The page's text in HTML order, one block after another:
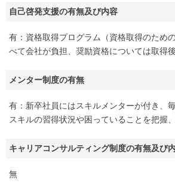
自己啓発支援の有無及び内容
有：資格取得プログラム（資格取得のため
べて会社が負担、奨励資格については取得
メンター制度の有無
有：新卒社員にはスキルメンターが付き、
スキルの習得状況や困っていることを把握
キャリアコンサルティング制度の有無及び
無